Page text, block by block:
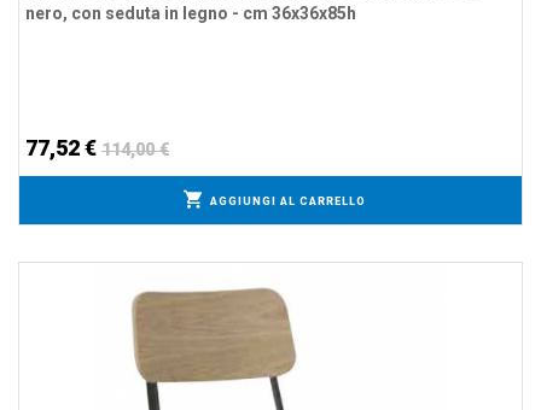
nero, con seduta in legno - cm 36x36x85h
77,52 € 114,00 €
AGGIUNGI AL CARRELLO